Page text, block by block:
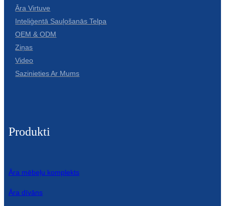
Āra Virtuve
Inteliģentā Sauļošanās Telpa
OEM & ODM
Ziņas
Video
Sazinieties Ar Mums
Produkti
Āra mēbeļu komplekts
Āra dīvāns